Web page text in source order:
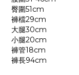
臀圍51cm
褲檔29cm
大腿30cm
小腿20cm
褲管18cm
褲長94cm